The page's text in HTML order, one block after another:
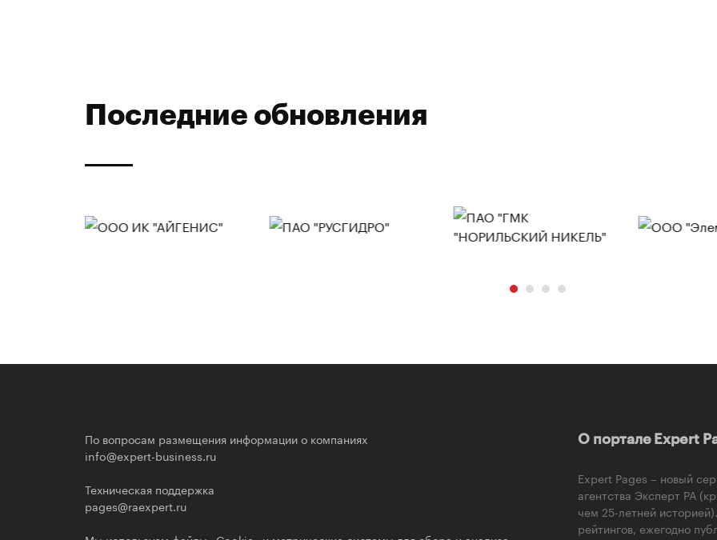
Последние обновления
По вопросам размещения информации о компаниях
info@expert-business.ru
Техническая поддержка
pages@raexpert.ru
О портале Expert
Expert Pages – новый
агентства Эксперт РА
чем 25-летней
рейтингов, ежегодно